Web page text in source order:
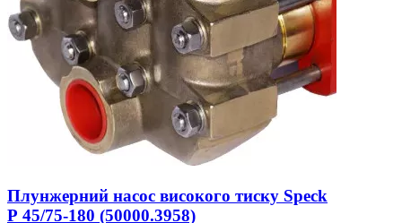
Плунжерний насос високого тиску Speck
Р 45/75-180 (50000.3958)